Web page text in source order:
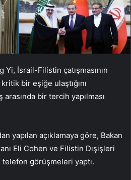
Yi, İsrail-Filistin çatışmasının
bir eşiğe ulaştığını
bir tercih yapılması
yapılan açıklamaya göre, Bakan
Eli Cohen ve Filistin Dışişleri
telefon görüşmeleri yaptı.